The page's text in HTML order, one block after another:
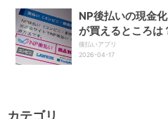
NP後払いの現金
が買えるところは
後払いアプリ
2026-04-17
カテゴリ